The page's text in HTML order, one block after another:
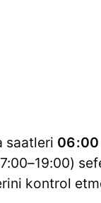
saatleri 06:00
kontrol